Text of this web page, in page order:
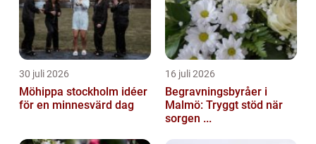
30 juli 2026
Möhippa stockholm idéer
för en minnesvärd dag
16 juli 2026
Begravningsbyråer i
Malmö: Tryggt stöd när
sorgen ...